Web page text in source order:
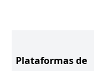
Plataformas de